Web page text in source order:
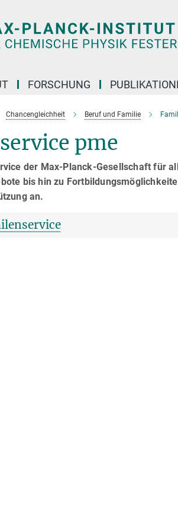
FORSCHUNG
Chancengleichheit Beruf und Familie
pme
der Max-Planck-Gesellschaft für
bis hin zu
an.